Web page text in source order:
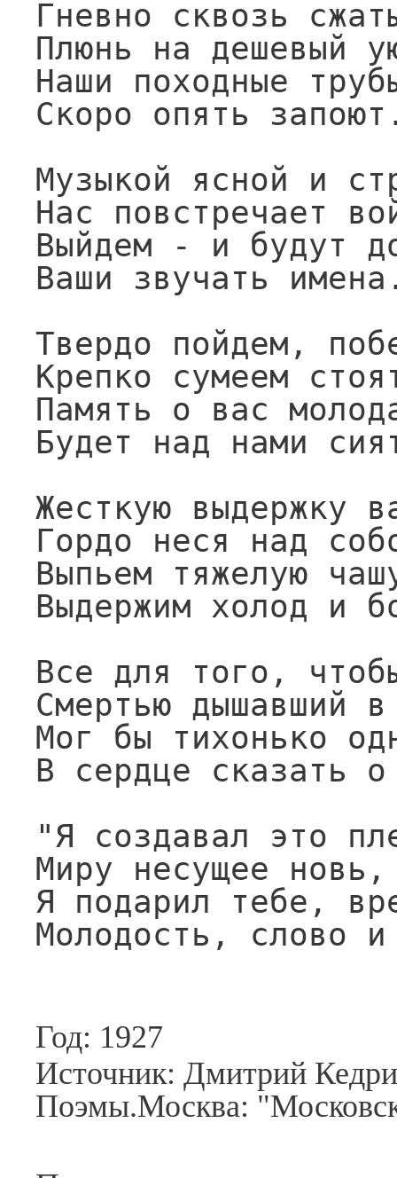
Гневно сквозь
Плюнь на дешевый
Наши походные
Скоро опять
Музыкой ясной и
Нас повстречает
Выйдем - и будут
Ваши звучать
Твердо пойдем,
Крепко сумеем
Память о вас
Будет над нами
Жесткую выдержку
Гордо неся над
Выпьем тяжелую
Выдержим холод и
Все для того,
Смертью дышавший
Мог бы тихонько
В сердце сказать
"Я создавал это
Миру несущее новь,
Я подарил тебе,
Молодость, слово
Год: 1927
Источник: Дмитрий
Поэмы.Москва: